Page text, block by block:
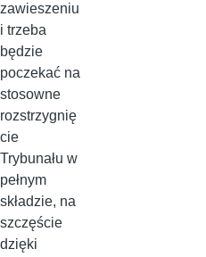
zawieszeniu
i trzeba
będzie
poczekać na
stosowne
rozstrzygnię
cie
Trybunału w
pełnym
składzie, na
szczęście
dzięki